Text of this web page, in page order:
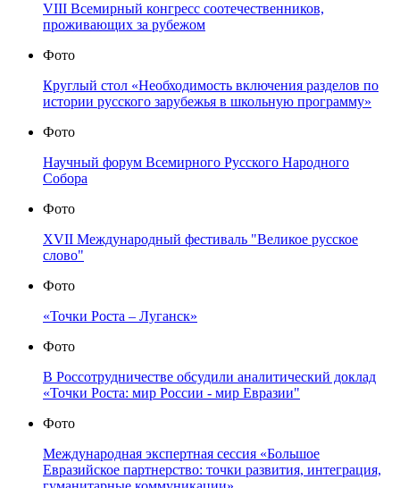
VIII Всемирный конгресс соотечественников,
проживающих за рубежом
Фото
Круглый стол «Необходимость включения разделов по
истории русского зарубежья в школьную программу»
Фото
Научный форум Всемирного Русского Народного
Собора
Фото
XVII Международный фестиваль "Великое русское
слово"
Фото
«Точки Роста – Луганск»
Фото
В Россотрудничестве обсудили аналитический доклад
«Точки Роста: мир России - мир Евразии"
Фото
Международная экспертная сессия «Большое
Евразийское партнерство: точки развития, интеграция,